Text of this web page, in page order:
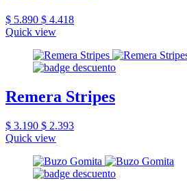
$ 5.890 $ 4.418
Quick view
Remera Stripes
$ 3.190 $ 2.393
Quick view